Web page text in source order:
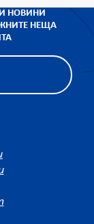
НОВИНИ
НЕЩА